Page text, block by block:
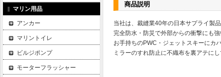
商品説明
当社は、裁縫業40年の日本サプライ製
完全防水・防災で外部からの衝撃にも
お手持ちのPWC・ジェットスキーにカ
ミラーのすれ防止に不織布を裏アテに
マリン用品
アンカー
マリントイレ
ビルジポンプ
モーターフラッシャー